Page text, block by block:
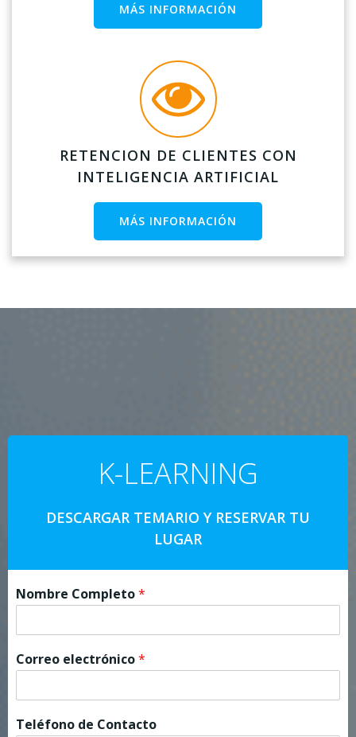
MÁS INFORMACIÓN
RETENCION DE CLIENTES CON
INTELIGENCIA ARTIFICIAL
MÁS INFORMACIÓN
K-LEARNING
DESCARGAR TEMARIO Y RESERVAR TU
LUGAR
Nombre Completo*
Correo electrónico*
Teléfono de Contacto